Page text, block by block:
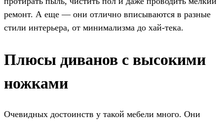
ремонт. А еще — они отлично вписываются в разные
стили интерьера, от минимализма до хай-тека.
Плюсы диванов с высокими
ножками
Очевидных достоинств у такой мебели много. Они